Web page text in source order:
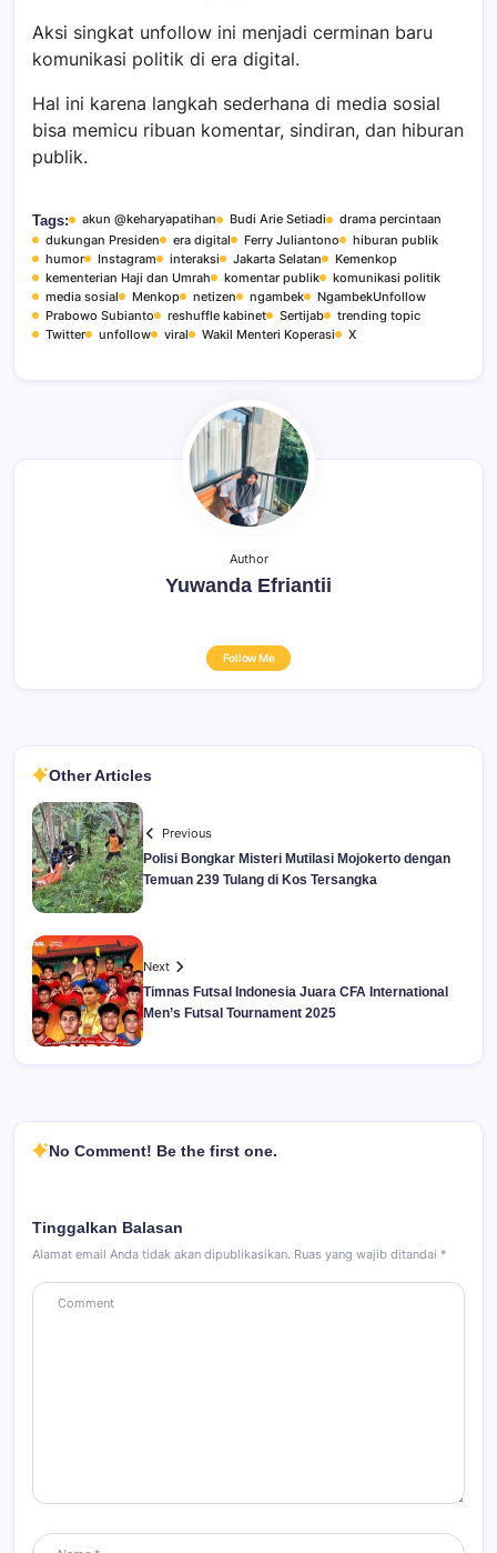
Aksi singkat unfollow ini menjadi cerminan baru
komunikasi politik di era digital.
Hal ini karena langkah sederhana di media sosial
bisa memicu ribuan komentar, sindiran, dan hiburan
publik.
Tags: akun @keharyapatihan Budi Arie Setiadi
drama percintaan
dukungan Presiden
era digital Ferry Juliantono
hiburan publik
humor
Instagram interaksi Jakarta Selatan
Kemenkop
kementerian Haji dan Umrah
komentar publik
komunikasi politik
media sosial
Menkop netizen ngambek
NgambekUnfollow
Prabowo Subianto
reshuffle kabinet Sertijab
trending topic
Twitter
unfollow viral Wakil Menteri Koperasi X
Author
Yuwanda Efriantii
Follow Me
Other Articles
Previous
Polisi Bongkar Misteri Mutilasi Mojokerto dengan
Temuan 239 Tulang di Kos Tersangka
Next
Timnas Futsal Indonesia Juara CFA International
Men’s Futsal Tournament 2025
No Comment! Be the first one.
Tinggalkan Balasan
Alamat email Anda tidak akan dipublikasikan. Ruas yang wajib ditandai *